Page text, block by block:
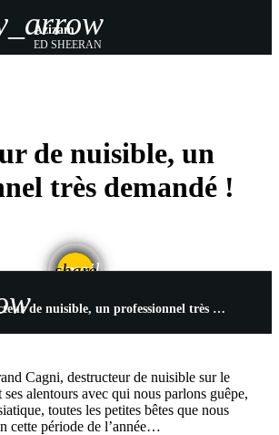
Azizam
ED SHEERAN
de nuisible, un
très demandé !
share
email
Destructeur de nuisible, un professionnel très demandé !
Cagni, destructeur de nuisible sur le
alentours avec qui nous parlons guêpe,
toutes les petites bêtes que nous
cette période de l’année…